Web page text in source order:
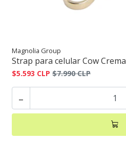
Magnolia Group
Strap para celular Cow Crema
$5.593 CLP $7.990 CLP
-